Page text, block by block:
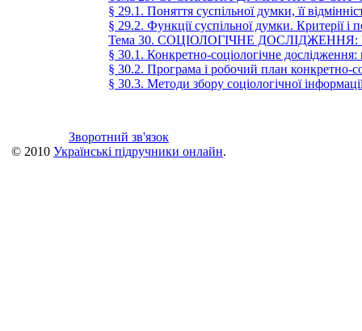
§ 29.1. Поняття суспільної думки, її
§ 29.2. Функції суспільної думки. Критерії і
Тема 30. СОЦІОЛОГІЧНЕ
§ 30.1. Конкретно-соціологічне
§ 30.2. Програма і робочий план конкретно-
§ 30.3. Методи збору соціологічної
Зворотний зв'язок
© 2010 Українські підручники онлайн.